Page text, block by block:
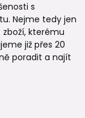
s
Nejme tedy jen
kterému
již přes 20
poradit a najít